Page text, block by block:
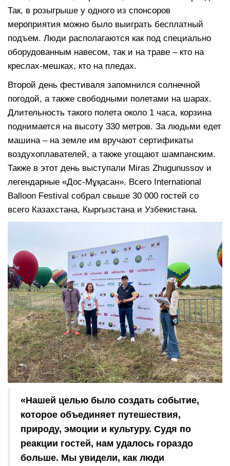
Так, в розыгрыше у одного из спонсоров
мероприятия можно было выиграть бесплатный
подъем. Люди располагаются как под специально
оборудованным навесом, так и на траве – кто на
креслах-мешках, кто на пледах.
Второй день фестиваля запомнился солнечной
погодой, а также свободными полетами на шарах.
Длительность такого полета около 1 часа, корзина
поднимается на высоту 330 метров. За людьми едет
машина – на земле им вручают сертификаты
воздухоплавателей, а также угощают шампанским.
Также в этот день выступали Miras Zhugunussov и
легендарные «Дос-Мұқасан». Всего International
Balloon Festival собрал свыше 30 000 гостей со
всего Казахстана, Кыргызстана и Узбекистана.
«Нашей целью было создать событие,
которое объединяет путешествия,
природу, эмоции и культуру. Судя по
реакции гостей, нам удалось гораздо
больше. Мы увидели, как люди